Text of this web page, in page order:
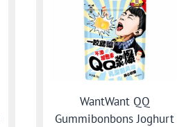
WantWant QQ
Gummibonbons Joghurt